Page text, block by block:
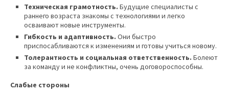
Техническая грамотность. Будущие специалисты с
раннего возраста знакомы с технологиями и легко
осваивают новые инструменты.
Гибкость и адаптивность. Они быстро
приспосабливаются к изменениям и готовы учиться новому.
Толерантность и социальная ответственность. Болеют
за команду и не конфликтны, очень договороспособны.
Слабые стороны